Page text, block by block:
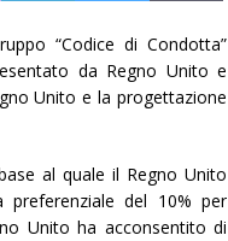
“Codice di Condotta”
da Regno Unito e
Unito e la progettazione
al quale il Regno Unito
preferenziale del 10% per
Unito ha acconsentito di